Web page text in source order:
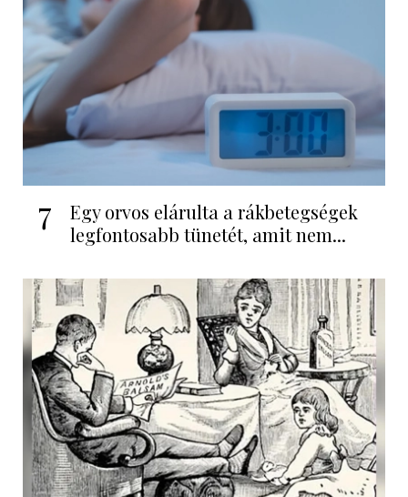
7
Egy orvos elárulta a rákbetegségek
legfontosabb tünetét, amit nem...